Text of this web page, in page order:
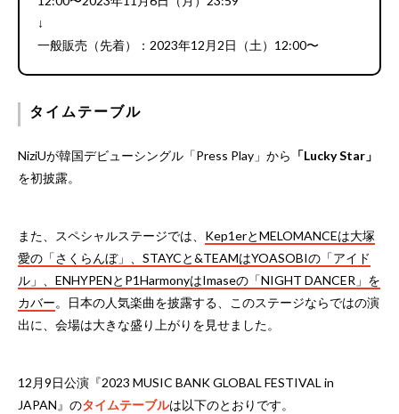
↓
一般販売（先着）：2023年12月2日（土）12:00〜
タイムテーブル
NiziUが韓国デビューシングル「Press Play」から 「Lucky Star」
を初披露。
また、スペシャルステージでは、 Kep1erとMELOMANCEは大塚
愛の「さくらんぼ」、STAYCと&TEAMはYOASOBIの「アイド
ル」、ENHYPENとP1HarmonyはImaseの「NIGHT DANCER」を
カバー。日本の人気楽曲を披露する、このステージならではの演
出に、会場は大きな盛り上がりを見せました。
12月9日公演『2023 MUSIC BANK GLOBAL FESTIVAL in
JAPAN』のタイムテーブルは以下のとおりです。